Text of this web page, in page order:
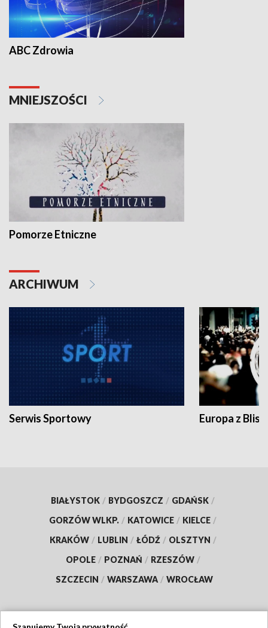
ABC Zdrowia
MNIEJSZOŚCI
Pomorze Etniczne
ARCHIWUM
Serwis Sportowy Europa z
BIAŁYSTOK / BYDGOSZCZ / GDAŃSK /
GORZÓW WLKP. / KATOWICE / KIELCE /
KRAKÓW / LUBLIN / ŁÓDŹ / OLSZTYN /
OPOLE / POZNAŃ / RZESZÓW /
SZCZECIN / WARSZAWA / WROCŁAW